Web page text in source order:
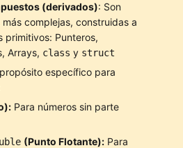
(derivados): Son
complejas, construidas a
primitivos: Punteros,
Arrays, class y struct
específico para
Para números sin parte
(Punto Flotante): Para